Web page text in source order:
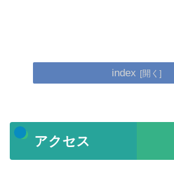
index
アクセス